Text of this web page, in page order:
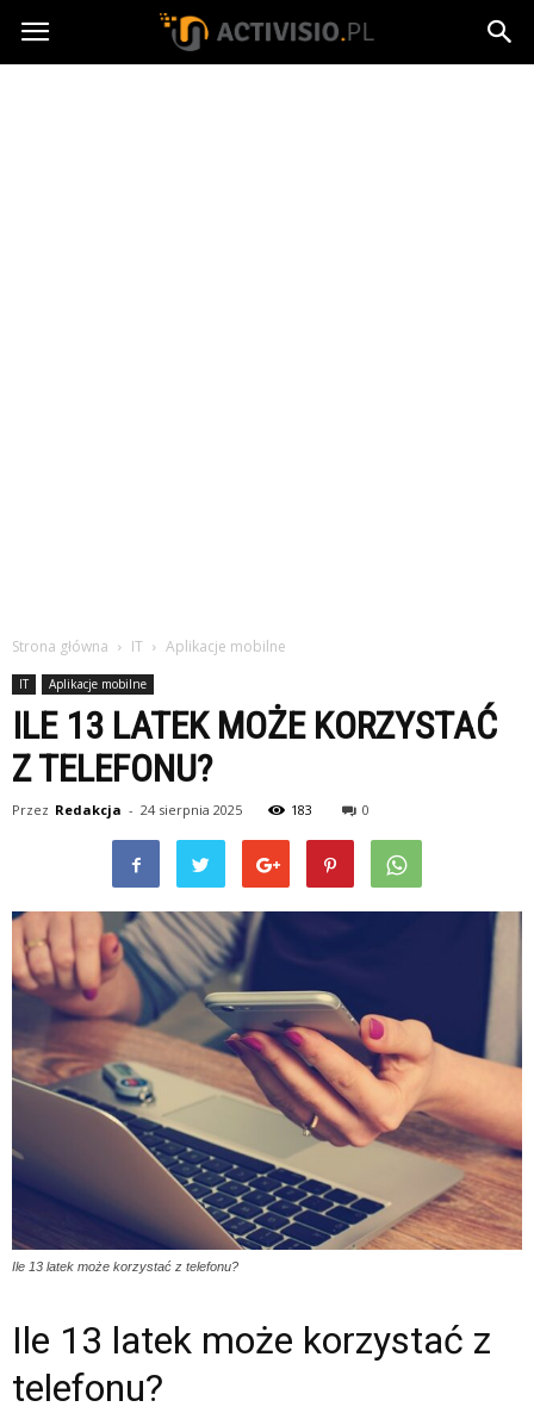
Activisio.pl
Strona główna IT Aplikacje mobilne
IT Aplikacje mobilne
ILE 13 LATEK MOŻE KORZYSTAĆ
Z TELEFONU?
Przez Redakcja - 24 sierpnia 2025 183 0
Ile 13 latek może korzystać z telefonu?
Ile 13 latek może korzystać z
telefonu?